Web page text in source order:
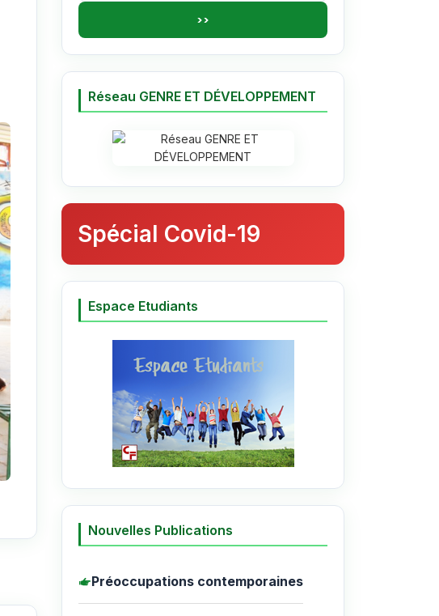
Réseau GENRE ET DÉVELOPPEMENT
Spécial Covid-19
Espace Etudiants
Nouvelles Publications
Préoccupations contemporaines